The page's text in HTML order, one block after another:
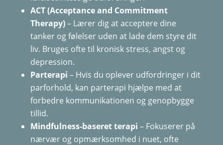
ACT (Acceptance and Commitment
Therapy)– Lærer dig at acceptere dine
tanker og følelser uden at lade dem styre dit
liv. Bruges ofte til kronisk stress, angst og
depression.
Parterapi – Hvis du oplever udfordringer i dit
parforhold, kan parterapi hjælpe med at
forbedre kommunikationen og genopbygge
tillid.
Mindfulness-baseret terapi – Fokuserer på
nærvær og opmærksomhed i nuet, ofte